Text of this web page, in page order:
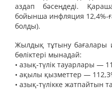
аздап бәсеңдеді.
бойынша инфляция 12,4%-
болды).
Жылдық тұтыну бағалары
бөліктері мынадай:
• азық-түлік тауарлары —
• ақылы қызметтер —
• азық-түлікке жатпайтын